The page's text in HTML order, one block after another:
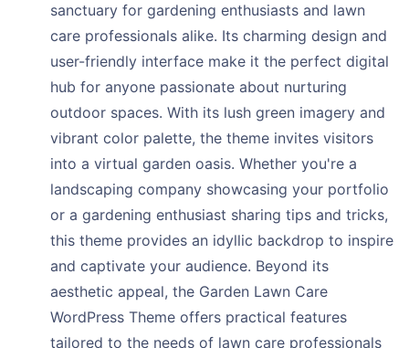
sanctuary for gardening enthusiasts and lawn
care professionals alike. Its charming design and
user-friendly interface make it the perfect digital
hub for anyone passionate about nurturing
outdoor spaces. With its lush green imagery and
vibrant color palette, the theme invites visitors
into a virtual garden oasis. Whether you're a
landscaping company showcasing your portfolio
or a gardening enthusiast sharing tips and tricks,
this theme provides an idyllic backdrop to inspire
and captivate your audience. Beyond its
aesthetic appeal, the Garden Lawn Care
WordPress Theme offers practical features
tailored to the needs of lawn care professionals